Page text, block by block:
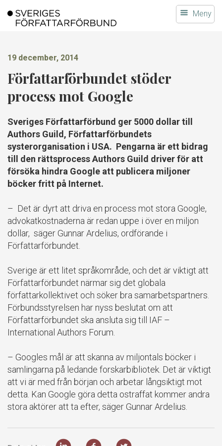
till
Meny
19 december, 2014
Författarförbundet stöder
process mot Google
Sveriges Författarförbund ger 5000 dollar till
Authors Guild, Författarförbundets
systerorganisation i USA. Pengarna är ett bidrag
till den rättsprocess Authors Guild driver för att
försöka hindra Google att publicera miljoner
böcker fritt på Internet.
– Det är dyrt att driva en process mot stora Google,
advokatkostnaderna är redan uppe i över en miljon
dollar, säger Gunnar Ardelius, ordförande i
Författarförbundet.
Sverige är ett litet språkområde, och det är viktigt att
Författarförbundet närmar sig det globala
författarkollektivet och söker bra samarbetspartners.
Förbundsstyrelsen har nyss beslutat om att
Författarförbundet ska ansluta sig till IAF –
International Authors Forum.
– Googles mål är att skanna av miljontals böcker i
samlingarna på ledande forskarbibliotek. Det är viktigt
att vi är med från början och arbetar långsiktigt mot
detta. Kan Google göra detta ostraffat kommer andra
stora aktörer att ta efter, säger Gunnar Ardelius.